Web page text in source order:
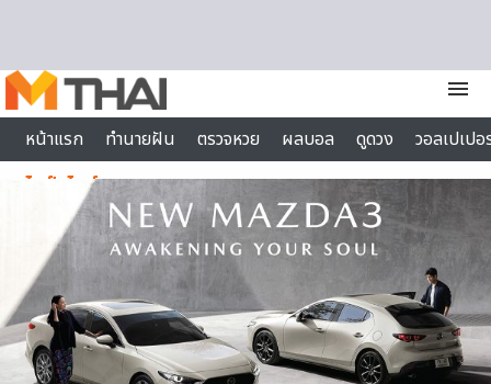
menu
หน้าแรก
ทำนายฝัน ตรวจหวย ผลบอล ดูดวง
วอลเปเป
ไลฟ์สไตล์